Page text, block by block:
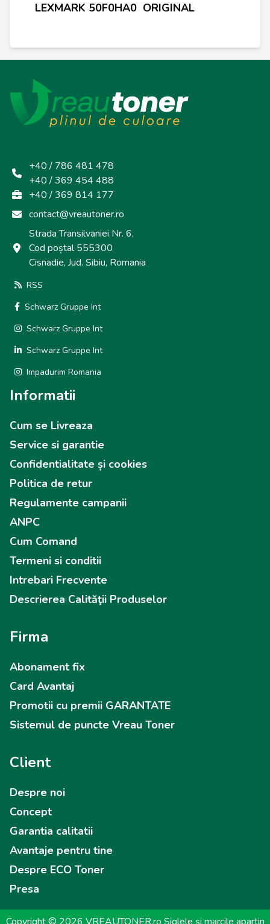
LEXMARK 50F0HA0 ORIGINAL
+40 / 786 481 478
+40 / 369 454 488
+40 / 369 814 177
contact@vreautoner.ro
Strada Transilvaniei Nr. 6,
Cod poștal 555300
Cisnadie, Jud. Sibiu, Romania
RSS
Schwarz Gruppe Int
Schwarz Gruppe Int
Schwarz Gruppe Int
Impadurim Romania
Informatii
Cum se Livreaza
Service si garantie
Confidentialitate și cookies
Politica de retur
Regulamente campanii
ANPC
Cum Comand
Termeni si conditii
Intrebari Frecvente
Descrierea Calităţii Produselor
Firma
Abonament fix
Card Avantaj
Promotii cu premii GARANTATE
Sistemul de puncte Vreau Toner
Client
Despre noi
Concept
Garantia calitatii
Avantaje pentru tine
Despre ECO Toner
Presa